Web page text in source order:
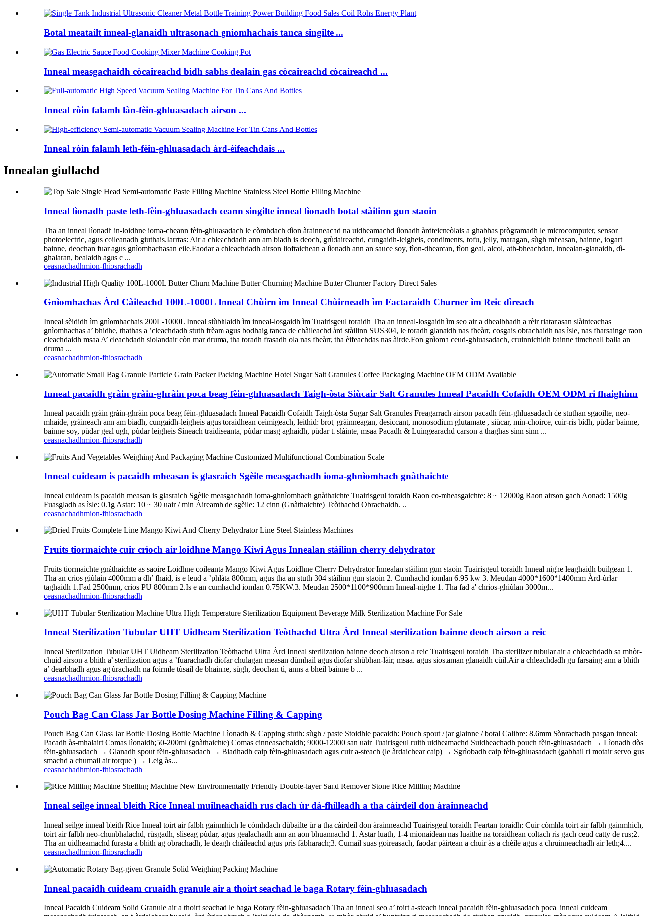
Botal meatailt inneal-glanaidh ultrasonach gnìomhachais tanca singilte ...
Inneal measgachaidh còcaireachd bìdh sabhs dealain gas còcaireachd còcaireachd ...
Inneal ròin falamh làn-fèin-ghluasadach airson ...
Inneal ròin falamh leth-fèin-ghluasadach àrd-èifeachdais ...
Innealan giullachd
Inneal lìonadh paste leth-fèin-ghluasadach ceann singilte inneal lìonadh botal stàilinn gun staoin
Tha an inneal lìonadh in-loidhne ioma-cheann fèin-ghluasadach le còmhdach dìon àrainneachd na uidheamachd lìonadh àrdteicneòlais a ghabhas prògramadh le microcomputer, sensor
photoelectric, agus coileanadh giuthais.Iarrtas: Air a chleachdadh ann am biadh is deoch, grùdaireachd, cungaidh-leigheis, condiments, tofu, jelly, maragan, sùgh mheasan, bainne, iogart
bainne, deochan fuar agus gnìomhachasan eile.Faodar a chleachdadh airson lioftaichean a lìonadh ann an sauce soy, fìon-dhearcan, fìon geal, alcol, ath-bheachdan, innealan-glanaidh, dì-
ghalaran, bealaidh agus c ...
ceasnachadhmion-fhiosrachadh
Gnìomhachas Àrd Càileachd 100L-1000L Inneal Chùirn ìm Inneal Chùirneadh ìm Factaraidh Churner ìm Reic dìreach
Inneal sèididh ìm gnìomhachais 200L-1000L Inneal siùbhlaidh ìm inneal-losgaidh ìm Tuairisgeul toraidh Tha an inneal-losgaidh ìm seo air a dhealbhadh a rèir riatanasan slàinteachas
gnìomhachas a’ bhidhe, thathas a ’cleachdadh stuth frèam agus bodhaig tanca de chàileachd àrd stàilinn SUS304, le toradh glanaidh nas fheàrr, cosgais obrachaidh nas ìsle, nas fharsainge raon
cleachdaidh msaa A’ cleachdadh siolandair còn mar druma, tha toradh frasadh ola nas fheàrr, tha èifeachdas nas àirde.Fon gnìomh ceud-ghluasadach, cruinnichidh bainne timcheall balla an
druma ...
ceasnachadhmion-fhiosrachadh
Inneal pacaidh gràin gràin-ghràin poca beag fèin-ghluasadach Taigh-òsta Siùcair Salt Granules Inneal Pacaidh Cofaidh OEM ODM ri fhaighinn
Inneal pacaidh gràin gràin-ghràin poca beag fèin-ghluasadach Inneal Pacaidh Cofaidh Taigh-òsta Sugar Salt Granules Freagarrach airson pacadh fèin-ghluasadach de stuthan sgaoilte, neo-
mhaide, gràineach ann am biadh, cungaidh-leigheis agus toraidhean ceimigeach, leithid: brot, gràinneagan, desiccant, monosodium glutamate , siùcar, min-choirce, cuir-ris bìdh, pùdar bainne,
bainne soy, pùdar geal ugh, pùdar leigheis Sìneach traidiseanta, pùdar masg aghaidh, pùdar tì slàinte, msaa Pacadh & Luingearachd carson a thaghas sinn sinn ...
ceasnachadhmion-fhiosrachadh
Inneal cuideam is pacaidh mheasan is glasraich Sgèile measgachadh ioma-ghnìomhach gnàthaichte
Inneal cuideam is pacaidh measan is glasraich Sgèile measgachadh ioma-ghnìomhach gnàthaichte Tuairisgeul toraidh Raon co-mheasgaichte: 8 ~ 12000g Raon airson gach Aonad: 1500g
Fuasgladh as ìsle: 0.1g Astar: 10 ~ 30 uair / min Àireamh de sgèile: 12 cinn (Gnàthaichte) Teòthachd Obrachaidh. ..
ceasnachadhmion-fhiosrachadh
Fruits tiormaichte cuir crìoch air loidhne Mango Kiwi Agus Innealan stàilinn cherry dehydrator
Fruits tiormaichte gnàthaichte as saoire Loidhne coileanta Mango Kiwi Agus Loidhne Cherry Dehydrator Innealan stàilinn gun staoin Tuairisgeul toraidh Inneal nighe leaghaidh builgean 1.
Tha an crios giùlain 4000mm a dh’ fhaid, is e leud a ’phlàta 800mm, agus tha an stuth 304 stàilinn gun staoin 2. Cumhachd iomlan 6.95 kw 3. Meudan 4000*1600*1400mm Àrd-ùrlar
taghaidh 1.Fad 2500mm, crios PU 800mm 2.Is e an cumhachd iomlan 0.75KW.3. Meudan 2500*1100*900mm Inneal-nighe 1. Tha fad a' chrios-ghiùlan 3000m...
ceasnachadhmion-fhiosrachadh
Inneal Sterilization Tubular UHT Uidheam Sterilization Teòthachd Ultra Àrd Inneal sterilization bainne deoch airson a reic
Inneal Sterilization Tubular UHT Uidheam Sterilization Teòthachd Ultra Àrd Inneal sterilization bainne deoch airson a reic Tuairisgeul toraidh Tha sterilizer tubular air a chleachdadh sa mhòr-
chuid airson a bhith a’ sterilization agus a ’fuarachadh diofar chulagan measan dùmhail agus diofar shùbhan-làir, msaa. agus siostaman glanaidh cùil.Air a chleachdadh gu farsaing ann a bhith
a’ dearbhadh agus ag ùrachadh na foirmle tùsail de bhainne, sùgh, deochan tì, anns a bheil bainne b ...
ceasnachadhmion-fhiosrachadh
Pouch Bag Can Glass Jar Bottle Dosing Machine Filling & Capping
Pouch Bag Can Glass Jar Bottle Dosing Bottle Machine Lìonadh & Capping stuth: sùgh / paste Stoidhle pacaidh: Pouch spout / jar glainne / botal Calibre: 8.6mm Sònrachadh pasgan inneal:
Pacadh às-mhalairt Comas lìonaidh;50-200ml (gnàthaichte) Comas cinneasachaidh; 9000-12000 san uair Tuairisgeul ruith uidheamachd Suidheachadh pouch fèin-ghluasadach → Lìonadh dòs
fèin-ghluasadach → Glanadh spout fèin-ghluasadach → Biadhadh caip fèin-ghluasadach agus cuir a-steach (le àrdaichear caip) → Sgrìobadh caip fèin-ghluasadach (gabhail ri motair servo gus
smachd a chumail air torque ) → Leig às...
ceasnachadhmion-fhiosrachadh
Inneal seilge inneal bleith Rice Inneal muilneachaidh rus clach ùr dà-fhilleadh a tha càirdeil don àrainneachd
Inneal seilge inneal bleith Rice Inneal toirt air falbh gainmhich le còmhdach dùbailte ùr a tha càirdeil don àrainneachd Tuairisgeul toraidh Feartan toraidh: Cuir còmhla toirt air falbh gainmhich,
toirt air falbh neo-chunbhalachd, rùsgadh, sliseag pùdar, agus gealachadh ann an aon bhuannachd 1. Astar luath, 1-4 mionaidean nas luaithe na toraidhean coltach ris gach ceud catty de rus;2.
Tha an uidheamachd furasta a bhith ag obrachadh, le deagh chàileachd agus prìs fàbharach;3. Cumail suas goireasach, faodar pàirtean a chuir às a chèile agus a chruinneachadh air leth;4....
ceasnachadhmion-fhiosrachadh
Inneal pacaidh cuideam cruaidh granule air a thoirt seachad le baga Rotary fèin-ghluasadach
Inneal Pacaidh Cuideam Solid Granule air a thoirt seachad le baga Rotary fèin-ghluasadach Tha an inneal seo a’ toirt a-steach inneal pacaidh fèin-ghluasadach poca, inneal cuideam